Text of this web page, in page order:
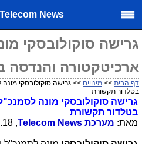
Telecom News - גרישה סוקולו...
גרישה סוקולובסקי
ארכיטקטורה והנדסה
דף הבית >> מינויים >> גרישה סוקולובסקי
בטלדור תקשורת
גרישה סוקולובסקי מונה
בטלדור תקשורת
מאת: מערכת Telecom News
, 30.5.18, 10:38